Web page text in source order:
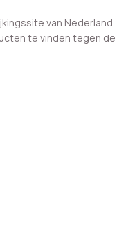
van Nederland.
te vinden tegen de